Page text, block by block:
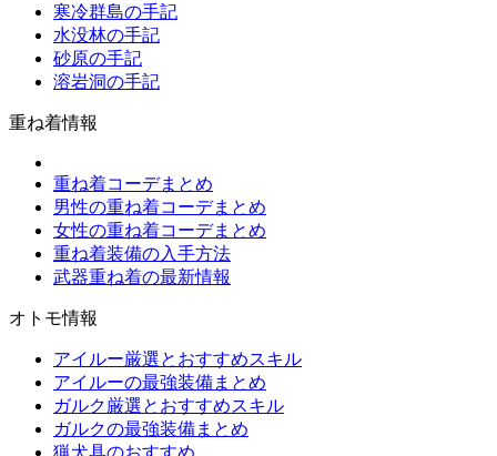
寒冷群島の手記
水没林の手記
砂原の手記
溶岩洞の手記
重ね着情報
重ね着コーデまとめ
男性の重ね着コーデまとめ
女性の重ね着コーデまとめ
重ね着装備の入手方法
武器重ね着の最新情報
オトモ情報
アイルー厳選とおすすめスキル
アイルーの最強装備まとめ
ガルク厳選とおすすめスキル
ガルクの最強装備まとめ
猟犬具のおすすめ